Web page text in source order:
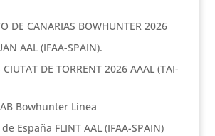
DE CANARIAS BOWHUNTER 2026
AAL (IFAA-SPAIN).
CIUTAT DE TORRENT 2026 AAAL (TAI-
Bowhunter Linea
España FLINT AAL (IFAA-SPAIN)